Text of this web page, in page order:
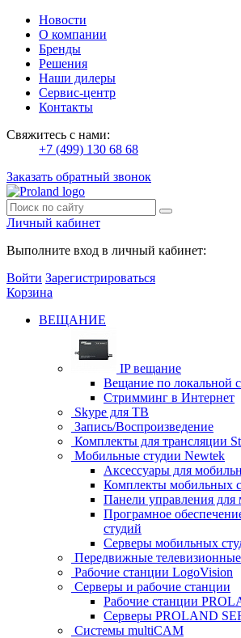
Новости
О компании
Бренды
Решения
Наши дилеры
Сервис-центр
Контакты
Свяжитесь с нами:
+7 (499) 130 68 68
Заказать обратный звонок
Личный кабинет
Выполните вход в личный кабинет:
Войти Зарегистрироваться
Корзина
ВЕЩАНИЕ
IP вещание
Вещание по локальной
Стримминг в Интернет
Skype для ТВ
Запись/Воспроизведение
Комплекты для трансляции
Мобильные студии Newtek
Аксессуары для
Комплекты мобильных
Панели управления для
Програмное
студий
Серверы мобильных
Передвижные
Рабочие станции LogoVision
Серверы и рабочие станции
Рабочие станции
Серверы PROLAND
Системы multiCAM